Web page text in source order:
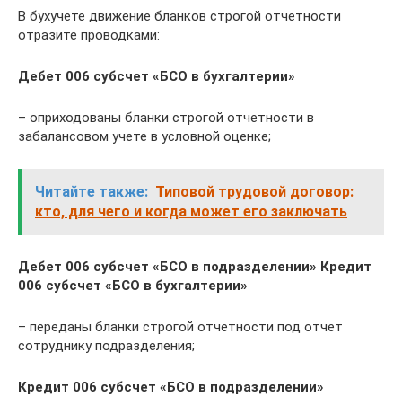
В бухучете движение бланков строгой отчетности
отразите проводками:
Дебет 006 субсчет «БСО в бухгалтерии»
– оприходованы бланки строгой отчетности в
забалансовом учете в условной оценке;
Читайте также: Типовой трудовой договор:
кто, для чего и когда может его заключать
Дебет 006 субсчет «БСО в подразделении» Кредит
006 субсчет «БСО в бухгалтерии»
– переданы бланки строгой отчетности под отчет
сотруднику подразделения;
Кредит 006 субсчет «БСО в подразделении»